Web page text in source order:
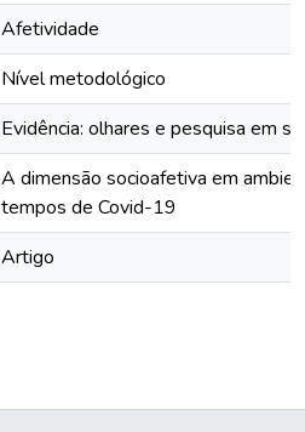
Afetividade
Nível metodológico
Evidência: olhares e pesquisa em
A dimensão socioafetiva em
tempos de Covid-19
Artigo